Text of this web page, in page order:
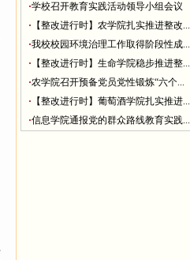
·学校召开教育实践活动领导小组会议
· 【整改进行时】农学院扎实推进整改...
·我校校园环境治理工作取得阶段性成...
· 【整改进行时】生命学院稳步推进整...
·农学院召开预备党员党性锻炼“六个...
· 【整改进行时】葡萄酒学院扎实推进...
·信息学院通报党的群众路线教育实践...